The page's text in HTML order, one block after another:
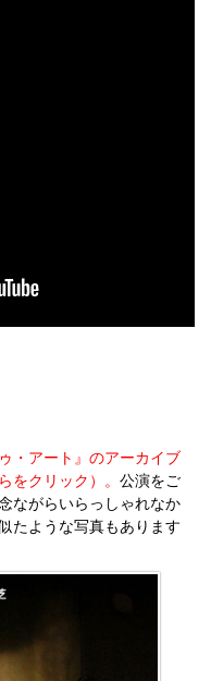
・アート』のアーカイブ
をクリック）。公演をご
ながらいらっしゃれなか
たような写真もあります